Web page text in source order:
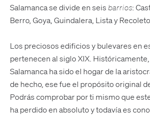
Salamanca se divide en seis barrios:
Berro, Goya, Guindalera, Lista y
Los preciosos edificios y bulevares en
pertenecen al siglo XIX.
Salamanca ha sido el hogar de la
de hecho, ese fue el propósito original
Podrás comprobar por ti mismo que
ha perdido en absoluto y todavía es